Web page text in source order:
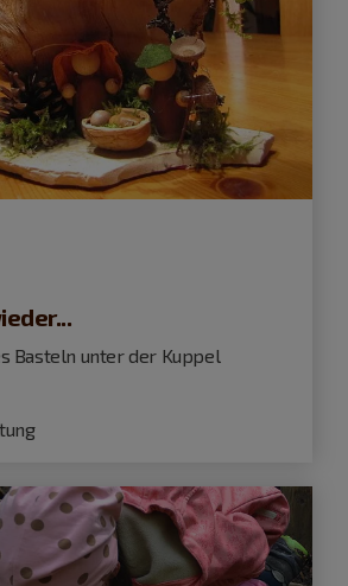
Basteln unter der Kuppel